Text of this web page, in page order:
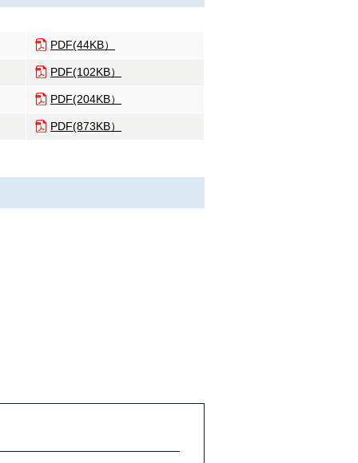
PDF(44KB）
PDF(102KB）
PDF(204KB）
PDF(873KB）